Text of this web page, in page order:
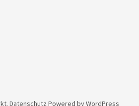
Datenschutz Powered byWordPress